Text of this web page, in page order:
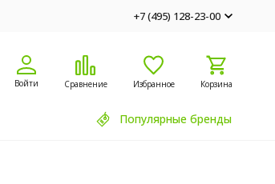
+7 (495) 128-23-00
Войти Сравнение Избранное Корзина
Популярные бренды